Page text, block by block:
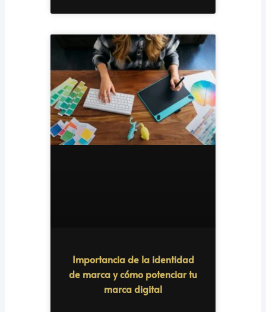
Importancia de la identidad
de marca y cómo potenciar tu
marca digital